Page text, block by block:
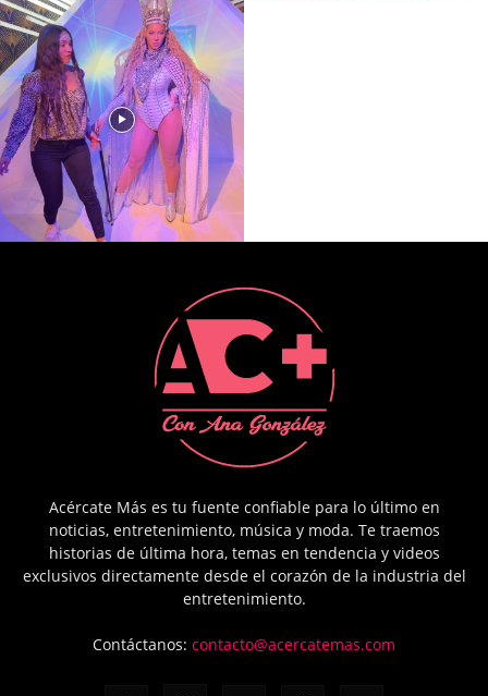
Acércate Más es tu fuente confiable para lo último en
noticias, entretenimiento, música y moda. Te traemos
historias de última hora, temas en tendencia y videos
exclusivos directamente desde el corazón de la industria del
entretenimiento.
Contáctanos: contacto@acercatemas.com